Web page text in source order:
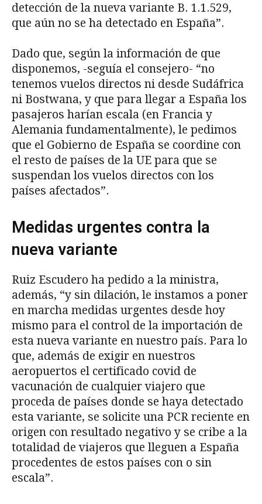
detección de la nueva variante B. 1.1.529,
que aún no se ha detectado en España”.
Dado que, según la información de que
disponemos, -seguía el consejero- “no
tenemos vuelos directos ni desde Sudáfrica
ni Bostwana, y que para llegar a España los
pasajeros harían escala (en Francia y
Alemania fundamentalmente), le pedimos
que el Gobierno de España se coordine con
el resto de países de la UE para que se
suspendan los vuelos directos con los
países afectados”.
Medidas urgentes contra la
nueva variante
Ruiz Escudero ha pedido a la ministra,
además, “y sin dilación, le instamos a poner
en marcha medidas urgentes desde hoy
mismo para el control de la importación de
esta nueva variante en nuestro país. Para lo
que, además de exigir en nuestros
aeropuertos el certificado covid de
vacunación de cualquier viajero que
proceda de países donde se haya detectado
esta variante, se solicite una PCR reciente en
origen con resultado negativo y se cribe a la
totalidad de viajeros que lleguen a España
procedentes de estos países con o sin
escala”.